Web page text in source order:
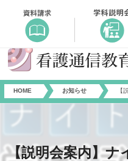
HOME お知らせ 【
【説明会案内】ナ